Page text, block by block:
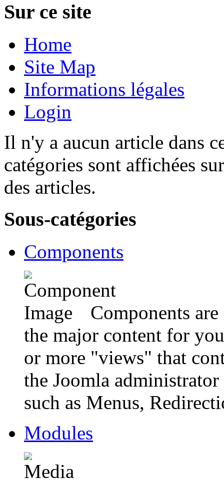
Sur ce site
Home
Site Map
Informations légales
Login
Il n'y a aucun article dans
catégories sont affichées
des articles.
Sous-catégories
Components
Components
the major content for
or more "views" that
the Joomla
such as Menus,
Modules